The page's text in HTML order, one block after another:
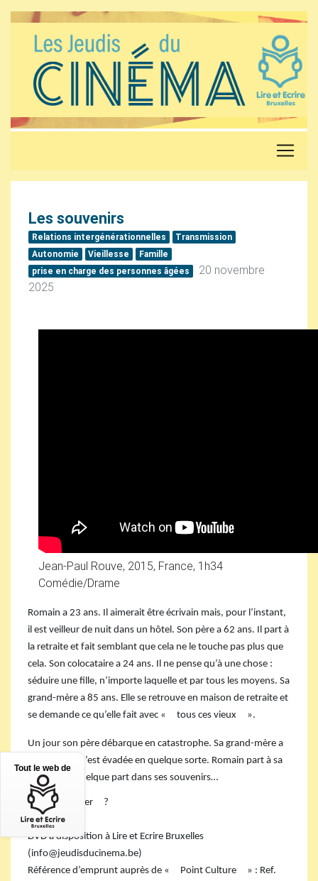
Les souvenirs
Relations intergénérationnelles
Transmission
Autonomie
Vieillesse
Famille
prise en charge des personnes âgées
20 novembre
2025
Jean-Paul Rouve, 2015, France, 1h34
Comédie/Drame
Romain a 23 ans. Il aimerait être écrivain mais, pour l’instant,
il est veilleur de nuit dans un hôtel. Son père a 62 ans. Il part à
la retraite et fait semblant que cela ne le touche pas plus que
cela. Son colocataire a 24 ans. Il ne pense qu’à une chose :
séduire une fille, n’importe laquelle et par tous les moyens. Sa
grand-mère a 85 ans. Elle se retrouve en maison de retraite et
se demande ce qu’elle fait avec «
tous ces vieux ».
Un jour son père débarque en catastrophe. Sa grand-mère a
disparu. Elle s’est évadée en quelque sorte. Romain part à sa
recherche, quelque part dans ses souvenirs…
Où l’emprunter ?
DVD à disposition à Lire et Ecrire Bruxelles
(info@jeudisducinema.be)
Référence d’emprunt auprès de «
Point Culture
» : Ref.
Tout le web de